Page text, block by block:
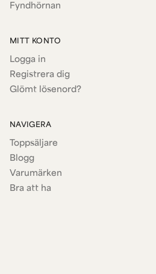
Fyndhörnan
MITT KONTO
Logga in
Registrera dig
Glömt lösenord?
NAVIGERA
Toppsäljare
Blogg
Varumärken
Bra att ha